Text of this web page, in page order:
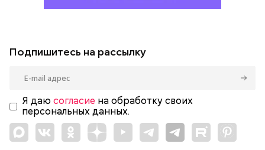
Подпишитесь на рассылку
Я даю согласие на обработку своих
персональных данных.